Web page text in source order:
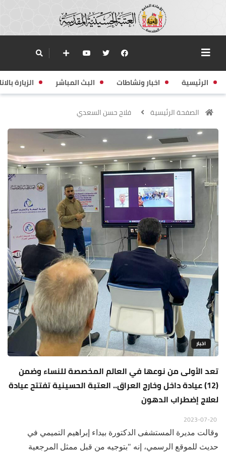
الرئيسية اخبار ونشاطات البث المباشر الزيارة
الصفحة الرئيسية فلاح حسن السعدي
اخبار
تعد الأولى من نوعها في العالم المخصصة للنساء وضمن
(12) عيادة داخل وخارج العراق.. العتبة الحسينية تفتتح عيادة
لعلاج إضطراب الدهون
وقالت مديرة المستشفى الدكتورة بيداء إبراهيم التميمي في
حديث للموقع الرسمي، إنه "بتوجيه من قبل ممثل المرجعية